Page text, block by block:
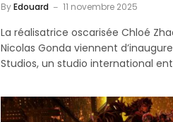
ByEdouard 11 novembre 2025
La réalisatrice oscarisée Chloé
Nicolas Gonda viennent
Studios, un studio international